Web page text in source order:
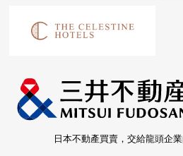
日本不動產買賣，交給龍頭企